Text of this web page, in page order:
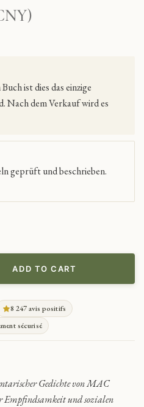
ist dies das einzige
Nach dem Verkauf wird es
geprüft und beschrieben.
ADD TO CART
8 247 avis positifs
sécurisé
Gedichte von MAC
Empfindsamkeit und sozialen